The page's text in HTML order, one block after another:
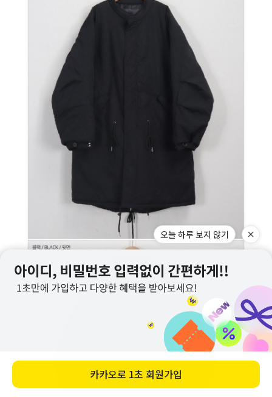
오늘 하루 보지 않기
카카오로 1초 회원가입